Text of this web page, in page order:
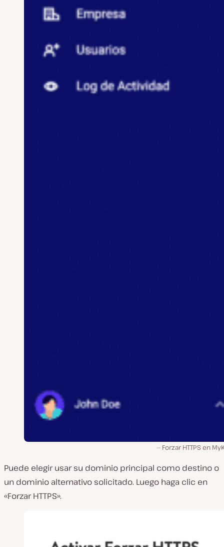
Forzar HTTPS en
Puede elegir usar su dominio principal como destino o
un dominio alternativo solicitado. Luego haga clic en
«Forzar HTTPS».